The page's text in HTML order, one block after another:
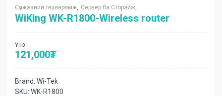
Сүлжээний төхөөрөмж Сервер ба Сторэйж
WiKing WK-R1800-Wireless router
Үнэ
121,000₮
Brand: Wi-Tek
SKU: WK-R1800